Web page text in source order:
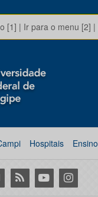
[1] | Ir para o menu [2] |
Hospitais Ensino
RSS YoutubeInstagram